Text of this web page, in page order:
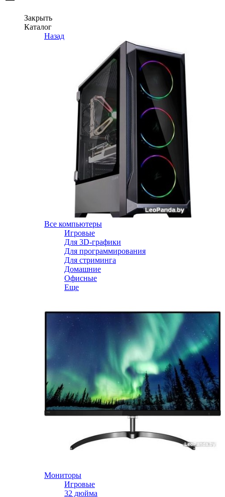
Закрыть
Каталог
Назад
Все компьютеры
Игровые
Для 3D-графики
Для программирования
Для стриминга
Домашние
Офисные
Еще
Мониторы
Игровые
32 дюйма